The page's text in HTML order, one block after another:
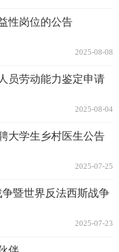
性岗位的公告
2025-08-08
员劳动能力鉴定申请
2025-08-04
大学生乡村医生公告
2025-07-25
暨世界反法西斯战争
2025-07-23